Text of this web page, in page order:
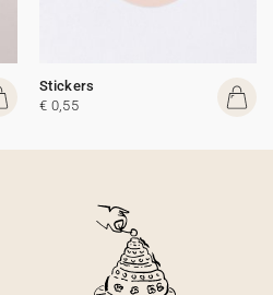
Stickers
€ 0,55